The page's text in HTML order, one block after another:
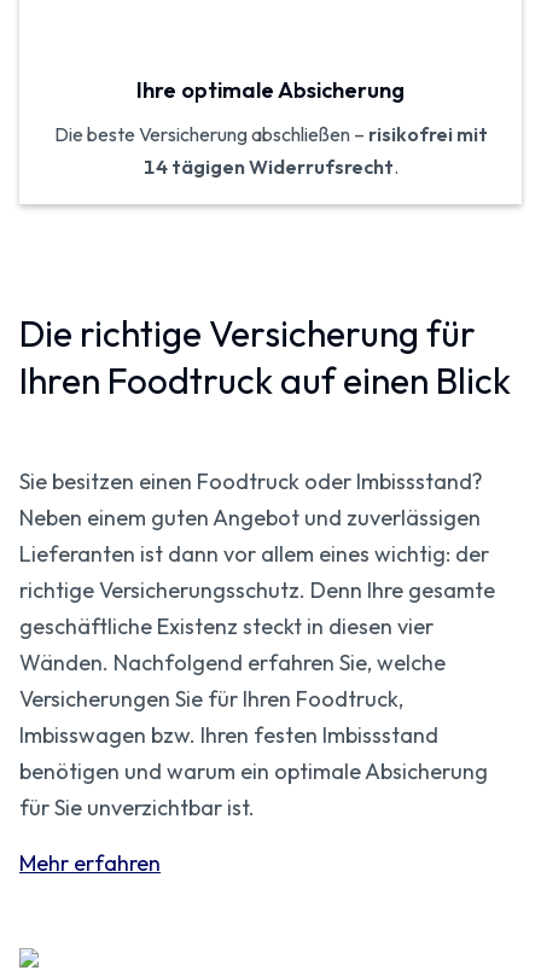
Ihre optimale Absicherung
Die beste Versicherung abschließen – risikofrei mit
14 tägigen Widerrufsrecht.
Die richtige Versicherung für
Ihren Foodtruck auf einen Blick
Sie besitzen einen Foodtruck oder Imbissstand?
Neben einem guten Angebot und zuverlässigen
Lieferanten ist dann vor allem eines wichtig: der
richtige Versicherungsschutz. Denn Ihre gesamte
geschäftliche Existenz steckt in diesen vier
Wänden. Nachfolgend erfahren Sie, welche
Versicherungen Sie für Ihren Foodtruck,
Imbisswagen bzw. Ihren festen Imbissstand
benötigen und warum ein optimale Absicherung
für Sie unverzichtbar ist.
Mehr erfahren